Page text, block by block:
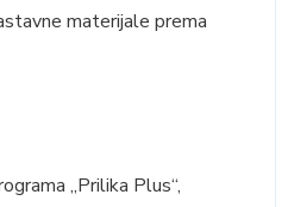
materijale prema
„Prilika Plus“,